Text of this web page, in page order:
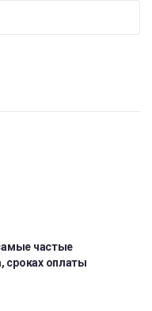
частые
сроках оплаты